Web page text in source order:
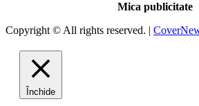
Mica publicitate
Copyright © All rights reserved. |
Închide